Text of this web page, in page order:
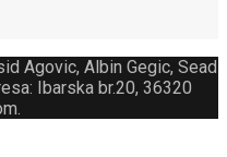
Agovic, Albin Gegic, Sead
Ibarska br.20, 36320
.